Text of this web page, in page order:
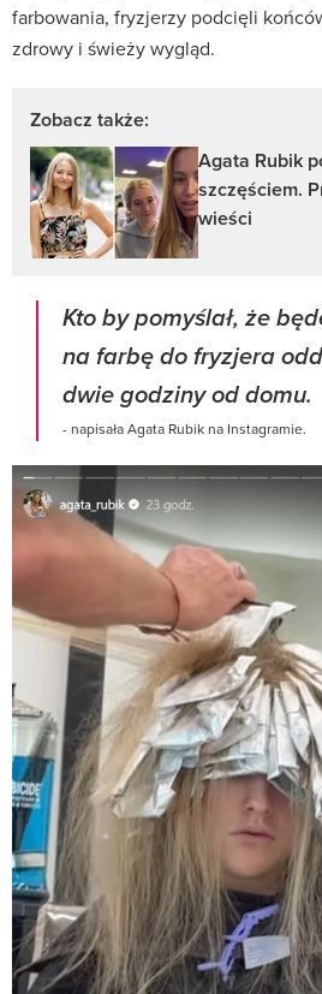
farbowania, fryzjerzy podcięli
zdrowy i świeży wygląd.
Zobacz także:
Agata Rubik
szczęściem.
wieści
Kto by pomyślał, że
na farbę do fryzjera
dwie godziny od domu.
- napisała Agata Rubik na Instagramie.